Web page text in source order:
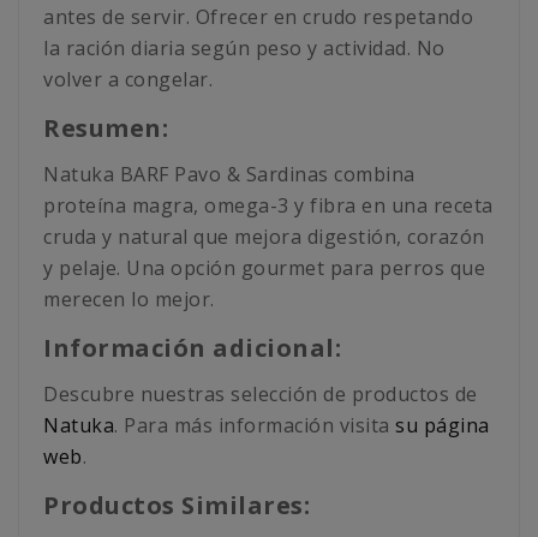
antes de servir. Ofrecer en crudo respetando
la ración diaria según peso y actividad. No
volver a congelar.
Resumen:
Natuka BARF Pavo & Sardinas combina
proteína magra, omega-3 y fibra en una receta
cruda y natural que mejora digestión, corazón
y pelaje. Una opción gourmet para perros que
merecen lo mejor.
Información adicional:
Descubre nuestras selección de productos de
Natuka. Para más información visita su página
web.
Productos Similares: